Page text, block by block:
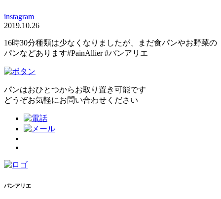
instagram
2019.10.26
16時30分種類は少なくなりましたが、まだ食パンやお野菜の
パンなどあります#PainAllier #パンアリエ
パンはおひとつからお取り置き可能です
どうぞお気軽にお問い合わせください
パンアリエ